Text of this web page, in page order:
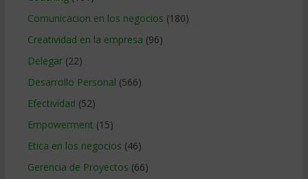
Comunicacion en los negocios (180)
Creatividad en la empresa (96)
Delegar(22)
Desarrollo Personal (566)
Efectividad (52)
Empowerment (15)
Etica en los negocios (46)
Gerencia de Proyectos (66)